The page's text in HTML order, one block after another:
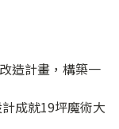
造計畫，構築一
成就19坪魔術大